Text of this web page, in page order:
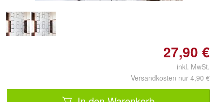
27,90 €
inkl. MwSt.
Versandkosten nur 4,90 €